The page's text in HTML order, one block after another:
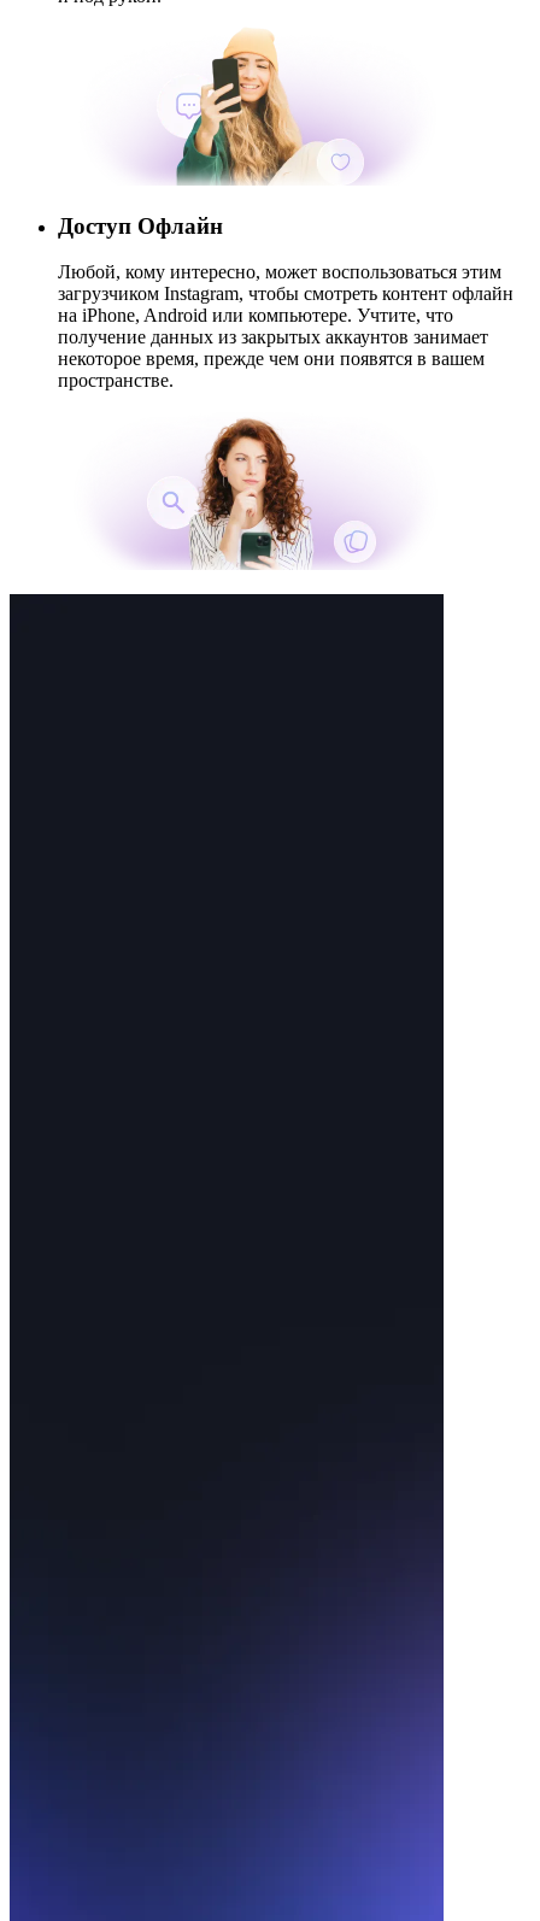
Доступ Офлайн
Любой, кому интересно, может воспользоваться этим
загрузчиком Instagram, чтобы смотреть контент офлайн
на iPhone, Android или компьютере. Учтите, что
получение данных из закрытых аккаунтов занимает
некоторое время, прежде чем они появятся в вашем
пространстве.